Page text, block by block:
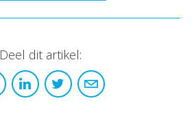
Deel dit artikel: